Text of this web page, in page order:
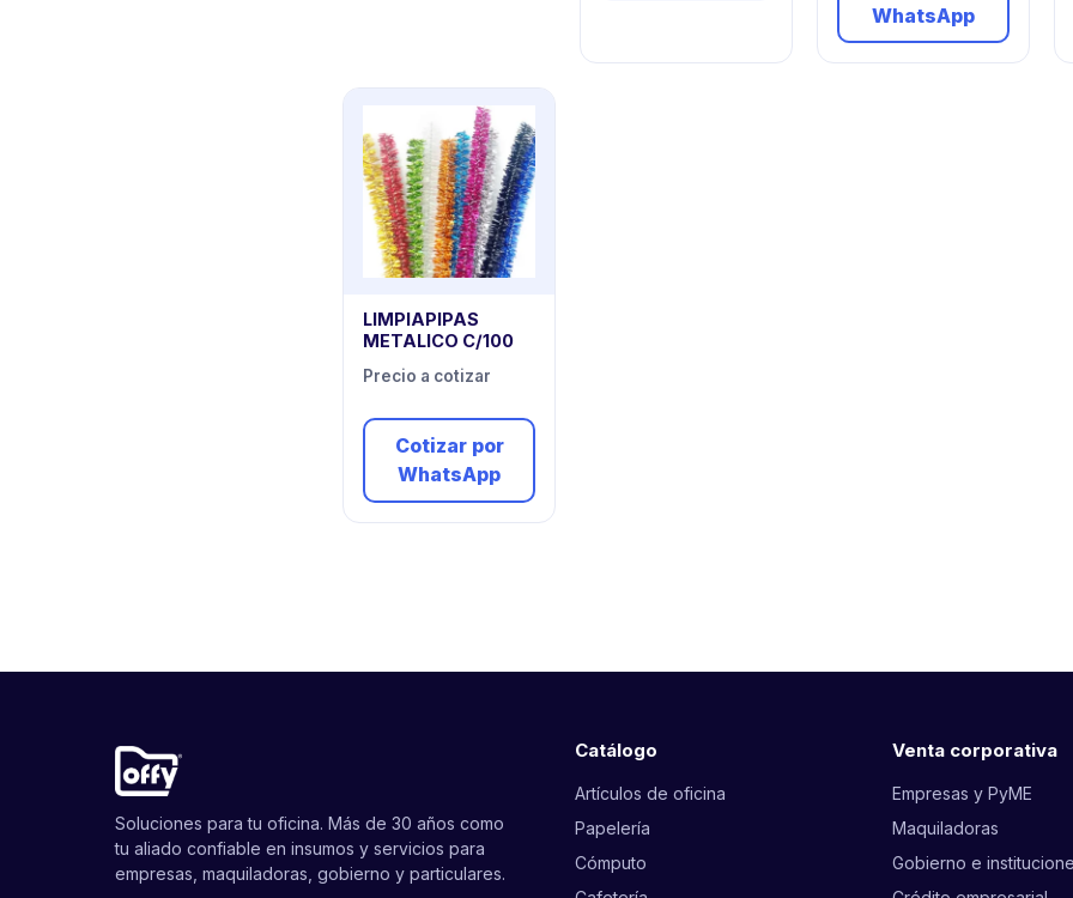
WhatsApp
LIMPIAPIPAS
METALICO C/100
Precio a cotizar
Cotizar por
WhatsApp
Soluciones para tu oficina. Más de 30 años como
tu aliado confiable en insumos y servicios para
empresas, maquiladoras, gobierno y particulares.
Catálogo
Artículos de oficina
Papelería
Cómputo
Venta corporativa
Empresas y PyME
Maquiladoras
Gobierno e